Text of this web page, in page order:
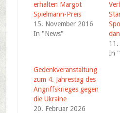
erhalten Margot
Spielmann-Preis
15. November 2016
In "News"
In
Gedenkveranstaltung
zum 4. Jahrestag des
Angriffskrieges gegen
die Ukraine
20. Februar 2026